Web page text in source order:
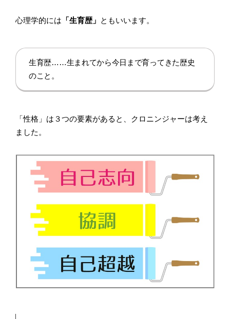
心理学的には 「生育歴」 ともいいます。
生育歴……生まれてから今日まで育ってきた歴史
のこと。
「性格」は３つの要素があると、クロニンジャーは考え
ました。